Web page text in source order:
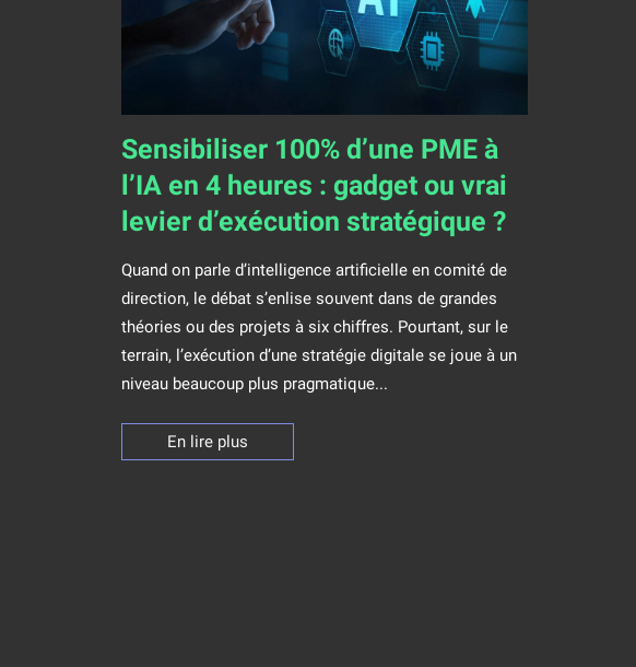
Sensibiliser 100% d’une PME à
l’IA en 4 heures : gadget ou vrai
levier d’exécution stratégique ?
Quand on parle d’intelligence artificielle en comité de
direction, le débat s’enlise souvent dans de grandes
théories ou des projets à six chiffres. Pourtant, sur le
terrain, l’exécution d’une stratégie digitale se joue à un
niveau beaucoup plus pragmatique...
En lire plus